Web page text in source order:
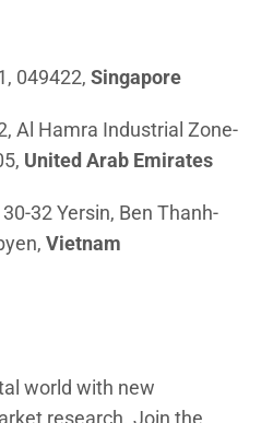
049422, Singapore
Al Hamra Industrial Zone-
United Arab Emirates
32 Yersin, Ben Thanh-
Vietnam
world with new
research. Join the